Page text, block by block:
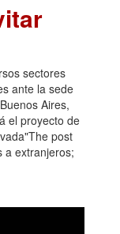
sectores
ante la sede
Aires,
el proyecto de
post
a extranjeros;